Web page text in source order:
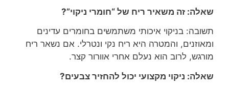
שאלה: זה משאיר ריח של “חומרי ניקוי”?
תשובה: בניקוי איכותי משתמשים בחומרים עדינים
ומאוזנים, והמטרה היא ריח נקי ונטרלי. אם נשאר ריח
מורגש, לרוב הוא נעלם אחרי אוורור קצר.
שאלה: ניקוי מקצועי יכול להחזיר צבעים?